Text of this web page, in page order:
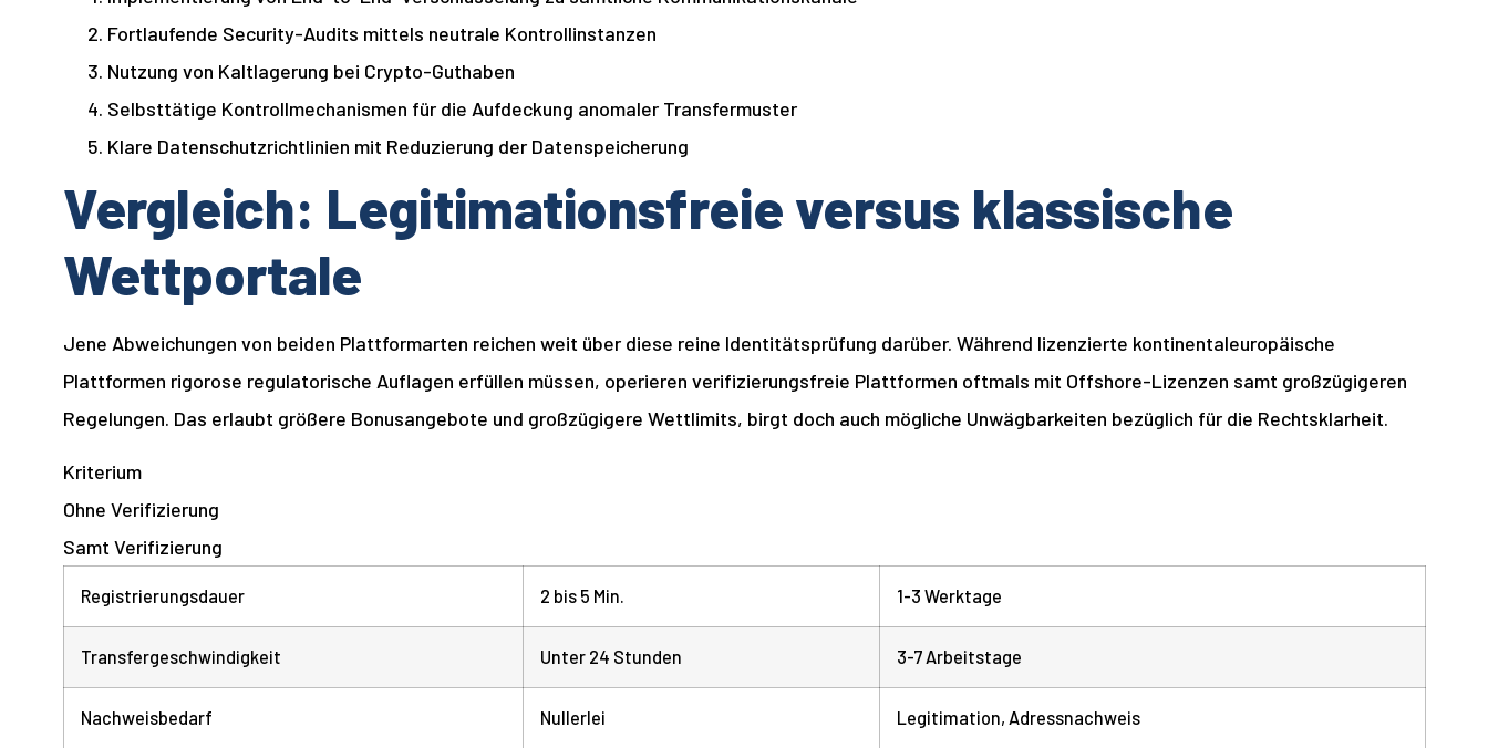
Fortlaufende Security-Audits mittels neutrale Kontrollinstanzen
Nutzung von Kaltlagerung bei Crypto-Guthaben
Selbsttätige Kontrollmechanismen für die Aufdeckung anomaler Transfermuster
Klare Datenschutzrichtlinien mit Reduzierung der Datenspeicherung
Vergleich: Legitimationsfreie versus klassische
Wettportale
Jene Abweichungen von beiden Plattformarten reichen weit über diese reine Identitätsprüfung darüber. Während lizenzierte kontinentaleuropäische
Plattformen rigorose regulatorische Auflagen erfüllen müssen, operieren verifizierungsfreie Plattformen oftmals mit Offshore-Lizenzen samt großzügigeren
Regelungen. Das erlaubt größere Bonusangebote und großzügigere Wettlimits, birgt doch auch mögliche Unwägbarkeiten bezüglich für die Rechtsklarheit.
Kriterium
Ohne Verifizierung
Samt Verifizierung
Registrierungsdauer 2 bis 5 Min. 1-3 Werktage
Transfergeschwindigkeit Unter 24 Stunden 3-7 Arbeitstage
Nachweisbedarf Nullerlei Legitimation, Adressnachweis